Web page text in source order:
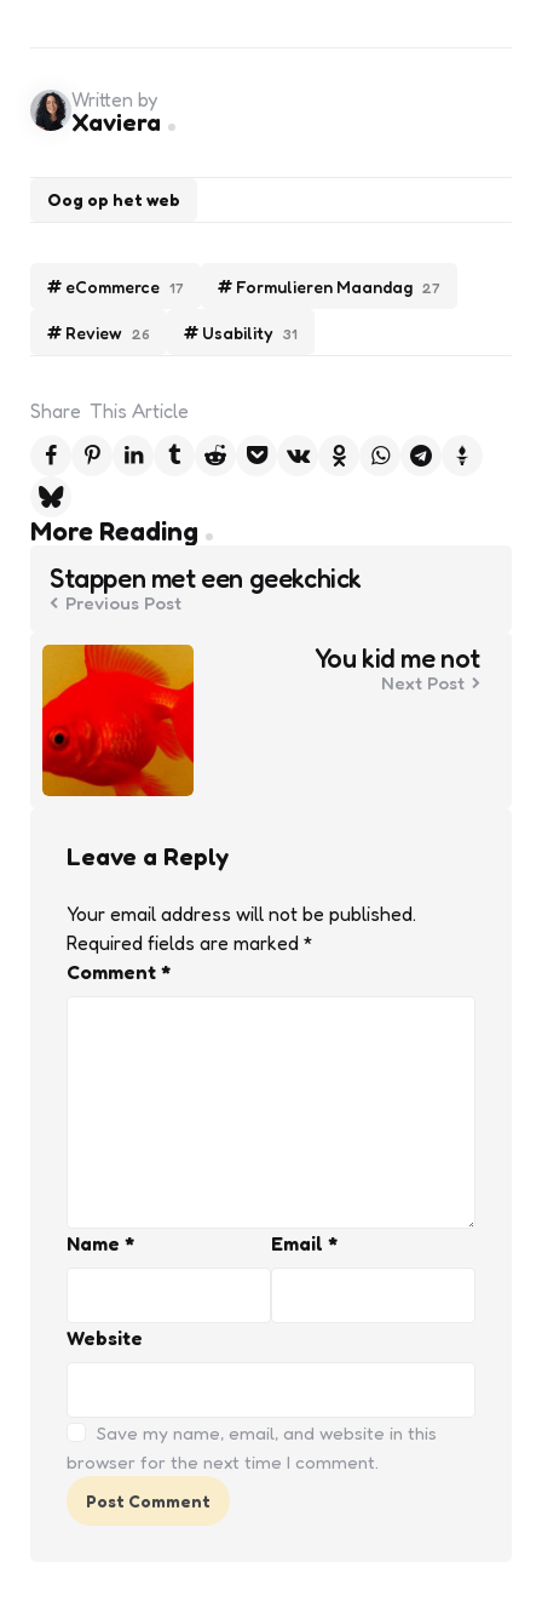
eCommerce 17 Formulieren Maandag 27
Review 26 Usability 31
Oog op het web
Written by
Xaviera
Share This Article
More Reading
Post
navigation
Stappen met een geekchick
Previous Post
You kid me not
Next Post
Leave a Reply
Your email address will not be published.
Required fields are marked *
Comment *
Name * Email *
Website
Save my name, email, and website in this
browser for the next time I comment.